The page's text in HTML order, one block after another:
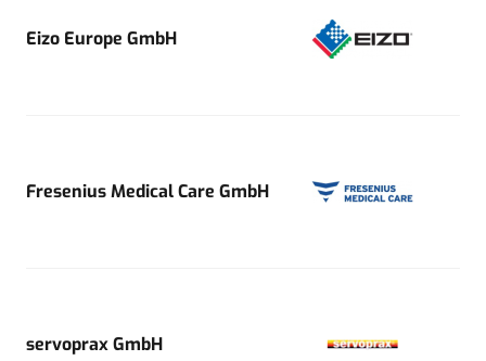
Eizo Europe GmbH
Fresenius Medical Care GmbH
servoprax GmbH